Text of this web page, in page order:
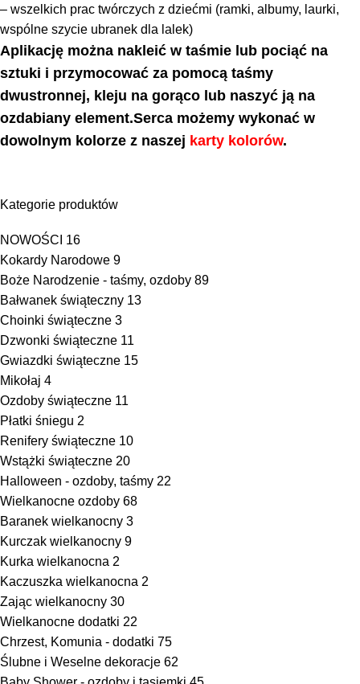
– wszelkich prac twórczych z dziećmi (ramki, albumy, laurki,
wspólne szycie ubranek dla lalek)
Aplikację można nakleić w taśmie lub pociąć na
sztuki i przymocować za pomocą taśmy
dwustronnej, kleju na gorąco lub naszyć ją na
ozdabiany element.Serca możemy wykonać w
dowolnym kolorze z naszej karty kolorów.
Kategorie produktów
NOWOŚCI 16
Kokardy Narodowe 9
Boże Narodzenie - taśmy, ozdoby 89
Bałwanek świąteczny 13
Choinki świąteczne 3
Dzwonki świąteczne 11
Gwiazdki świąteczne 15
Mikołaj 4
Ozdoby świąteczne 11
Płatki śniegu 2
Renifery świąteczne 10
Wstążki świąteczne 20
Halloween - ozdoby, taśmy 22
Wielkanocne ozdoby 68
Baranek wielkanocny 3
Kurczak wielkanocny 9
Kurka wielkanocna 2
Kaczuszka wielkanocna 2
Zając wielkanocny 30
Wielkanocne dodatki 22
Chrzest, Komunia - dodatki 75
Ślubne i Weselne dekoracje 62